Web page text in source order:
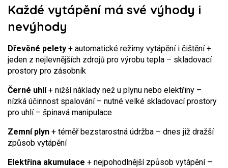
Každé vytápění má své výhody i
nevýhody
Dřevěné pelety + automatické režimy vytápění i čištění+
jeden z nejlevnějších zdrojů pro výrobu tepla – skladovací
prostory pro zásobník
Černé uhlí + nižší náklady než u plynu nebo elektřiny –
nízká účinnost spalování– nutné velké skladovací prostory
pro uhlí– špinavá manipulace
Zemní plyn + téměř bezstarostná údržba – dnes již dražší
způsob vytápění
Elektřina akumulace + nejpohodlnější způsob vytápění–